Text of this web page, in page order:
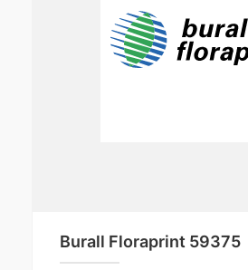
Burall Floraprint 59375